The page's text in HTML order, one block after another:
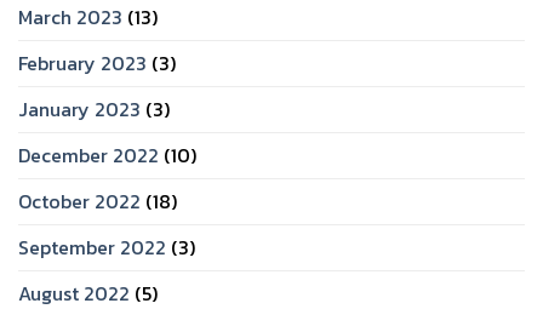
March 2023 (13)
February 2023 (3)
January 2023 (3)
December 2022 (10)
October 2022 (18)
September 2022 (3)
August 2022 (5)